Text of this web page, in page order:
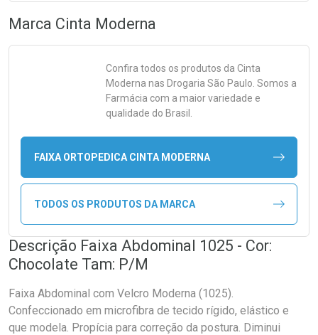
Marca Cinta Moderna
Confira todos os produtos da Cinta
Moderna nas Drogaria São Paulo. Somos a
Farmácia com a maior variedade e
qualidade do Brasil.
FAIXA ORTOPEDICA CINTA MODERNA
TODOS OS PRODUTOS DA MARCA
Descrição Faixa Abdominal 1025 - Cor:
Chocolate Tam: P/M
Faixa Abdominal com Velcro Moderna (1025).
Confeccionado em microfibra de tecido rígido, elástico e
que modela. Propícia para correção da postura. Diminui